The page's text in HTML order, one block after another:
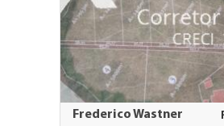
Frederico Wastner